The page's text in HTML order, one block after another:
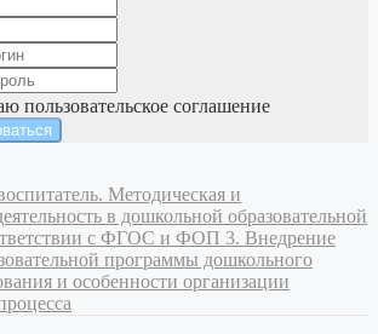
пользовательское соглашение
Методическая и
в дошкольной образовательной
с ФГОС и ФОП 3. Внедрение
программы дошкольного
и особенности организации